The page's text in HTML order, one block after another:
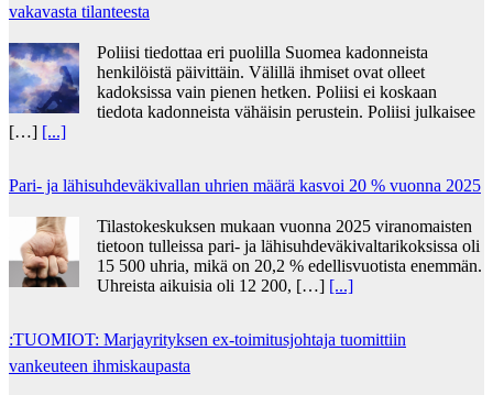
vakavasta tilanteesta
Poliisi tiedottaa eri puolilla Suomea kadonneista
henkilöistä päivittäin. Välillä ihmiset ovat olleet
kadoksissa vain pienen hetken. Poliisi ei koskaan
tiedota kadonneista vähäisin perustein. Poliisi julkaisee
[…] [...]
Pari- ja lähisuhdeväkivallan uhrien määrä kasvoi 20 % vuonna 2025
Tilastokeskuksen mukaan vuonna 2025 viranomaisten
tietoon tulleissa pari- ja lähisuhdeväkivaltarikoksissa oli
15 500 uhria, mikä on 20,2 % edellisvuotista enemmän.
Uhreista aikuisia oli 12 200, […] [...]
:TUOMIOT: Marjayrityksen ex-toimitusjohtaja tuomittiin
vankeuteen ihmiskaupasta